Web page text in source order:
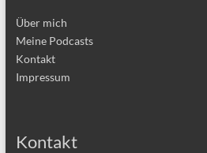
Über mich
Meine Podcasts
Kontakt
Impressum
Kontakt